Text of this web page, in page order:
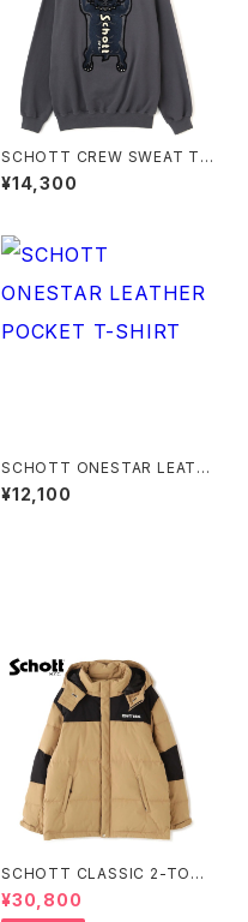
SCHOTT CREW SWEAT TI
BETAN BULLDOG
¥14,300
SCHOTT ONESTAR LEATH
ER POCKET T-SHIRT
¥12,100
SCHOTT CLASSIC 2-TONE
DOWN JACKET
¥30,800